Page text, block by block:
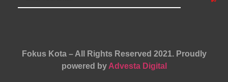
Fokus Kota – All Rights Reserved 2021. Proudly
powered by Advesta Digital